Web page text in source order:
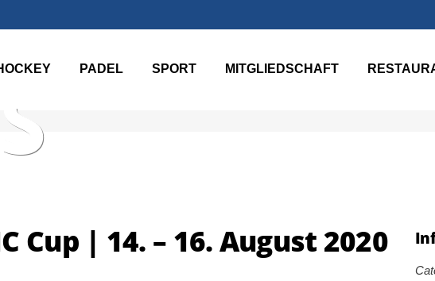
PADEL SPORT MITGLIEDSCHAFT
Cup | 14. – 16. August 2020